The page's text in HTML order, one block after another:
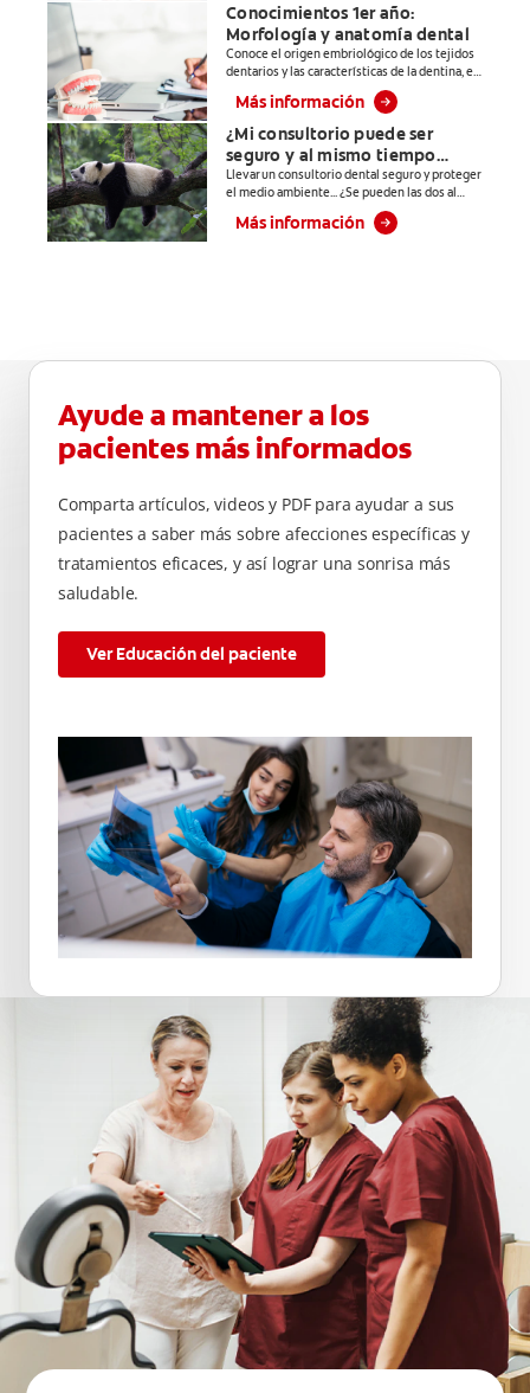
veces por día y
uso continuo
por 4 semanas.
****Ayuda a
prevenir
problemas
sarro y mal
Conocimientos 1er año:
Morfología y anatomía dental
Conoce el origen embriológico de los tejidos
dentarios y las características de la dentina, el
esmalte y el cemento dental. Entra a Colgate
Profesional.
Más información
¿Mi consultorio puede ser
seguro y al mismo tiempo
responsable con el medio
ambiente?
Llevar un consultorio dental seguro y proteger
el medio ambiente... ¿Se pueden las dos al
mismo tiempo? En este artículo les
explicamos a las y los estudiantes de
Más información
Ayude a mantener a los
pacientes más informados
Comparta artículos, videos y PDF para ayudar a sus
pacientes a saber más sobre afecciones específicas y
tratamientos eficaces, y así lograr una sonrisa más
saludable.
Ver Educación del paciente